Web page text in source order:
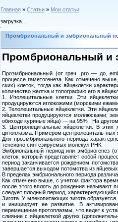
Главная » Статьи » Мои статьи
загрузка...
Промбриональный и эмбриональный
Промбриональный и
Проэмбриональный (от греч. pro — до,
процессе гаметогенеза. Как отмечено
ских) клеток, тогда как яйцеклетки
количество желтка и топографию его в
1. Изолецитальные клетки. Эти
продуцируются иглокожими (морскими
2. Телолецитальные яйцеклетки. Эти
яйцеклетки продуцируются моллюсками,
обиходе куриные яйца) — на 95% . На
3. Центролецитальные яйцеклетки. В этих
цитоплазма. Примером центролециталь-ных
Для проэмбрионального периода
тенсивно синтезируемых молекул РНК.
Эмбриональный период или эмбриогенез
клеток, который представляет собой
период заканчивается рождением
завершается выходом потомства из
В пределах эмбрионального периода
Как отмечено выше, с учетом фактора
после этого вплоть до рождения называют
следует плодный период,
Зигота. У млекопитающих зигота
и инициирует ее развитие. В
перемещение протоплазмы, что ведет к
слияние с яйцеклеткой других